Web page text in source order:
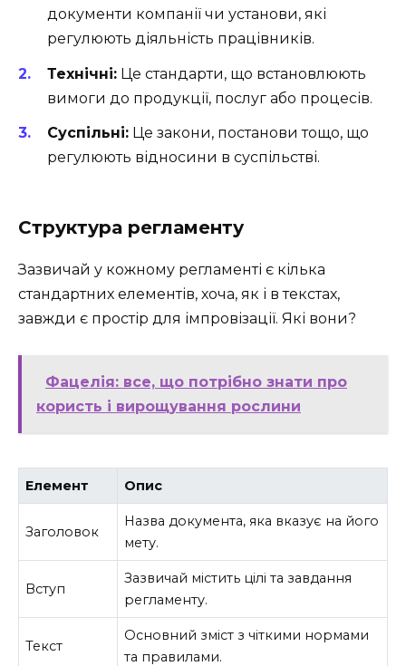
документи компанії чи установи, які
регулюють діяльність працівників.
Технічні: Це стандарти, що встановлюють
вимоги до продукції, послуг або процесів.
Суспільні: Це закони, постанови тощо, що
регулюють відносини в суспільстві.
Структура регламенту
Зазвичай у кожному регламенті є кілька
стандартних елементів, хоча, як і в текстах,
завжди є простір для імпровізації. Які вони?
Фацелія: все, що потрібно знати про
користь і вирощування рослини
Елемент Опис
Заголовок
Назва документа, яка вказує на його
мету.
Вступ
Зазвичай містить цілі та завдання
регламенту.
Текст
Основний зміст з чіткими нормами
та правилами.